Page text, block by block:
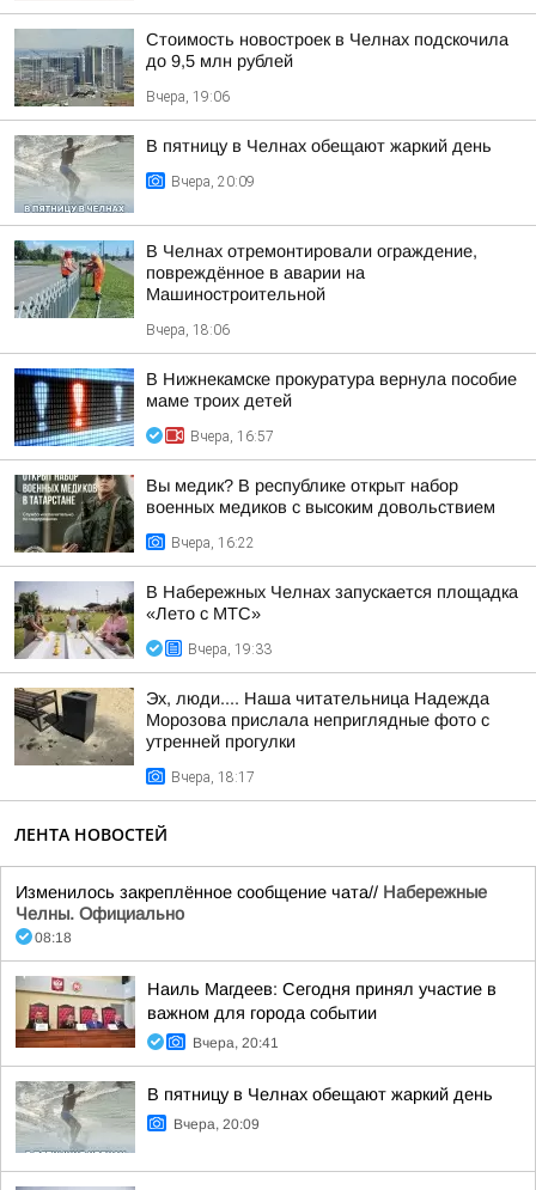
Стоимость новостроек в Челнах подскочила
до 9,5 млн рублей
Вчера, 19:06
В пятницу в Челнах обещают жаркий день
Вчера, 20:09
В Челнах отремонтировали ограждение,
повреждённое в аварии на
Машиностроительной
Вчера, 18:06
В Нижнекамске прокуратура вернула пособие
маме троих детей
Вчера, 16:57
Вы медик? В республике открыт набор
военных медиков с высоким довольствием
Вчера, 16:22
В Набережных Челнах запускается площадка
«Лето с МТС»
Вчера, 19:33
Эх, люди.... Наша читательница Надежда
Морозова прислала неприглядные фото с
утренней прогулки
Вчера, 18:17
ЛЕНТА НОВОСТЕЙ
Изменилось закреплённое сообщение чата// Набережные
Челны. Официально
08:18
Наиль Магдеев: Сегодня принял участие в
важном для города событии
Вчера, 20:41
В пятницу в Челнах обещают жаркий день
Вчера, 20:09